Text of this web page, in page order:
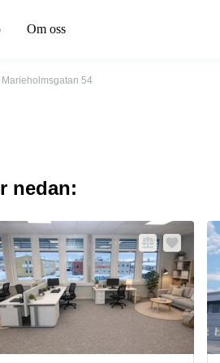
Om oss
Marieholmsgatan 54
nedan: